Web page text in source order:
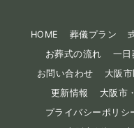
HOME 葬儀プラン
お葬式の流れ
一日
お問い合わせ
大阪
更新情報
大阪市
プライバシーポリシ